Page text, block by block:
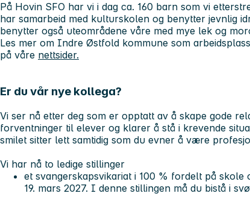
På Hovin SFO har vi i dag ca. 160 barn som vi
har samarbeid med kulturskolen og benytter jevnlig
benytter også uteområdene våre med mye lek og
Les mer om Indre Østfold kommune som
på våre nettsider.
Er du vår nye kollega?
Vi ser nå etter deg som er opptatt av å skape gode
forventninger til elever og klarer å stå i krevende
smilet sitter lett samtidig som du evner å være
Vi har nå to ledige stillinger
et svangerskapsvikariat i 100 % fordelt på skole
19. mars 2027. I denne stillingen må du bistå i